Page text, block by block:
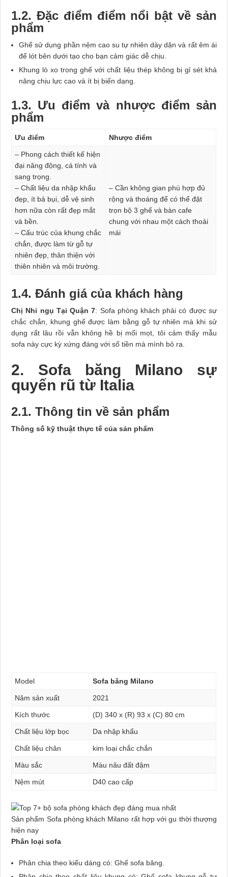
1.2. Đặc điểm điểm nổi bật về sản
phẩm
Ghế sử dụng phần nệm cao su tự nhiên dày dặn và rất êm ái
để lót bên dưới tạo cho bạn cảm giác dễ chịu.
Khung lò xo trong ghế với chất liệu thép không bị gỉ sét khả
năng chịu lực cao và ít bị biến dạng.
1.3. Ưu điểm và nhược điểm sản
phẩm
Ưu điểm Nhược điểm
– Phong cách thiết kế hiện
đại năng động, cá tính và
sang trọng.
– Chất liệu da nhập khẩu
đẹp, ít bả bụi, dễ vệ sinh
hơn nữa còn rất đẹp mắt
và bền.
– Cấu trúc của khung chắc
chắn, được làm từ gỗ tự
nhiên đẹp, thân thiện với
thiên nhiên và môi trường.
– Cần không gian phù hợp đủ
rộng và thoáng để có thể đặt
trọn bộ 3 ghế và bàn cafe
chung với nhau một cách thoải
mái
1.4. Đánh giá của khách hàng
Chị Nhi ngụ Tại Quận 7: Sofa phòng khách phải có được sự
chắc chắn, khung ghế được làm bằng gỗ tự nhiên mà khi sử
dụng rất lâu rồi vẫn không hề bị mối mọt, tôi cảm thấy mẫu
sofa này cực kỳ xứng đáng với số tiền mà mình bỏ ra.
2. Sofa băng Milano sự
quyến rũ từ Italia
2.1. Thông tin về sản phẩm
Thông số kỹ thuật thực tế của sản phẩm
Model Sofa băng Milano
Năm sản xuất 2021
Kích thước (D) 340 x (R) 93 x (C) 80 cm
Chất liệu lớp bọc Da nhập khẩu
Chất liệu chân kim loại chắc chắn
Màu sắc Màu nâu đất đậm
Nệm mút D40 cao cấp
Sản phẩm Sofa phòng khách Milano rất hợp với gu thời thượng
hiện nay
Phân loại sofa
Phân chia theo kiểu dáng có: Ghế sofa băng.